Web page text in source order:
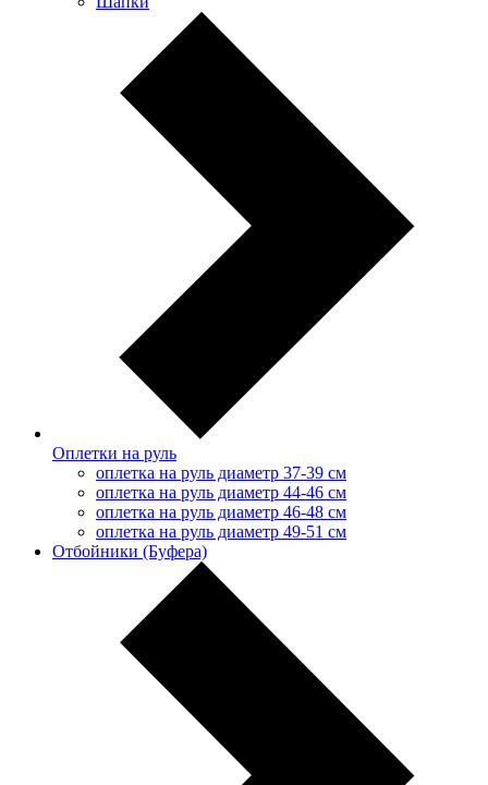
Оплетки на руль
оплетка на руль диаметр 37-39 см
оплетка на руль диаметр 44-46 см
оплетка на руль диаметр 46-48 см
оплетка на руль диаметр 49-51 см
Отбойники (Буфера)